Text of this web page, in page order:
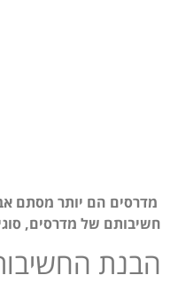
מדרסים הם יותר מסתם
חשיבותם של מדרסים,
הבנת